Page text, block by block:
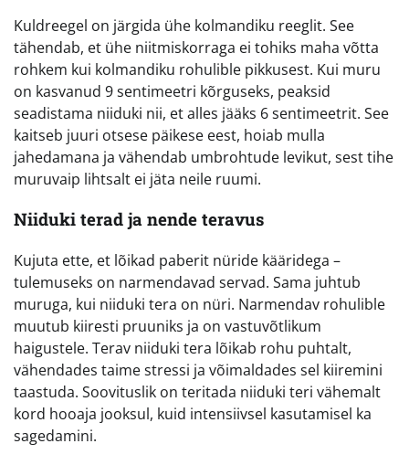
Kuldreegel on järgida ühe kolmandiku reeglit. See
tähendab, et ühe niitmiskorraga ei tohiks maha võtta
rohkem kui kolmandiku rohulible pikkusest. Kui muru
on kasvanud 9 sentimeetri kõrguseks, peaksid
seadistama niiduki nii, et alles jääks 6 sentimeetrit. See
kaitseb juuri otsese päikese eest, hoiab mulla
jahedamana ja vähendab umbrohtude levikut, sest tihe
muruvaip lihtsalt ei jäta neile ruumi.
Niiduki terad ja nende teravus
Kujuta ette, et lõikad paberit nüride kääridega –
tulemuseks on narmendavad servad. Sama juhtub
muruga, kui niiduki tera on nüri. Narmendav rohulible
muutub kiiresti pruuniks ja on vastuvõtlikum
haigustele. Terav niiduki tera lõikab rohu puhtalt,
vähendades taime stressi ja võimaldades sel kiiremini
taastuda. Soovituslik on teritada niiduki teri vähemalt
kord hooaja jooksul, kuid intensiivsel kasutamisel ka
sagedamini.